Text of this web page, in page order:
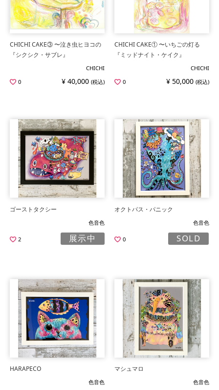
CHICHI CAKE③ 〜泣き虫ヒヨコの
『シクシク・サブレ』
CHICHI
0
¥ 40,000 (税込)
CHICHI CAKE① 〜いちごの灯る
『ミッドナイト・ケイク』
CHICHI
0
¥ 50,000 (税込)
ゴーストタクシー
色音色
2 展示中
オクトパス・パニック
色音色
0 SOLD
HARAPECO
色音色
マシュマロ
色音色